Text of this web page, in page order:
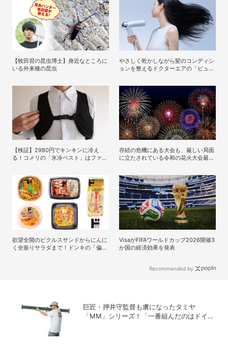
【牧田習の昆虫博士】身近なところに
いる外来種の昆虫
やさしく乾かしながら髪のコンディシ
ョンを整えるドクターエアの「ビュオ
【検証】2980円でキンキンに冷え
る！コメリの「氷冷ベスト」はファン
存続の危機にある大会も、厳しい局面
に立たされている令和の花火大会最新
欲望全開のピクルスサンドからにんに
く全振りサラダまで！ドンキの「偏愛
VisaがFIFAワールドカップ2026開催3
か国の経済効果を発表
Recommended by
巨匠・押井守監督も虜になったタミヤ
「MM」シリーズ！「一番組んだのはドイツ